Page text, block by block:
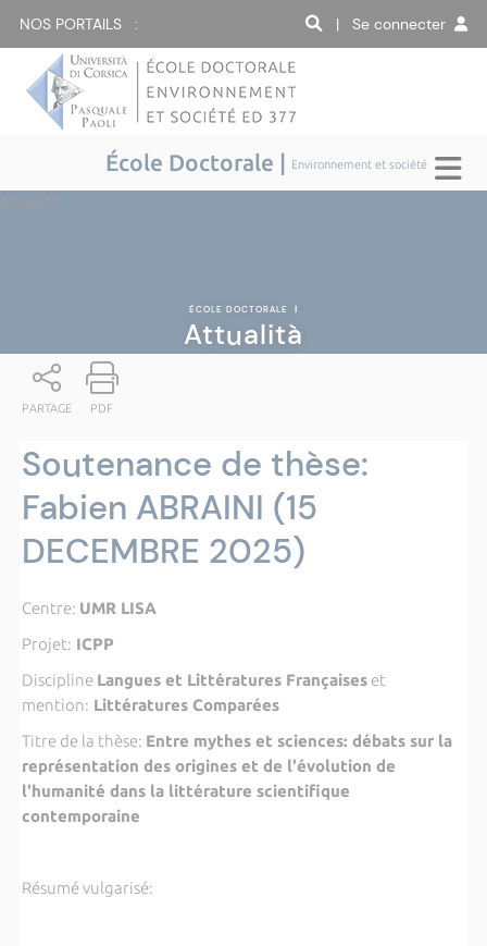
NOS PORTAILS : | Se connecter
École Doctorale | Environnement et société
ÉCOLE DOCTORALE |
Attualità
PARTAGE PDF
Soutenance de thèse:
Fabien ABRAINI (15
DECEMBRE 2025)
Centre: UMR LISA
Projet: ICPP
Discipline Langues et Littératures Françaiseset
mention: Littératures Comparées
Titre de la thèse: Entre mythes et sciences: débats sur la
représentation des origines et de l'évolution de
l'humanité dans la littérature scientifique
contemporaine
Résumé vulgarisé: